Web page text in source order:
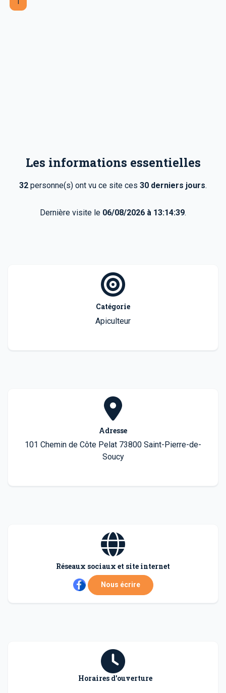
Les informations essentielles
32 personne(s) ont vu ce site ces 30 derniers jours.
Dernière visite le 06/08/2026 à 13:14:39.
Catégorie
Apiculteur
Adresse
101 Chemin de Côte Pelat 73800 Saint-Pierre-de-
Soucy
Réseaux sociaux et site internet
Nous écrire
Horaires d'ouverture